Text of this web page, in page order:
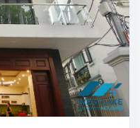
nước
tại
thủ
đô
Hà
Nội
thì
đây
là 1